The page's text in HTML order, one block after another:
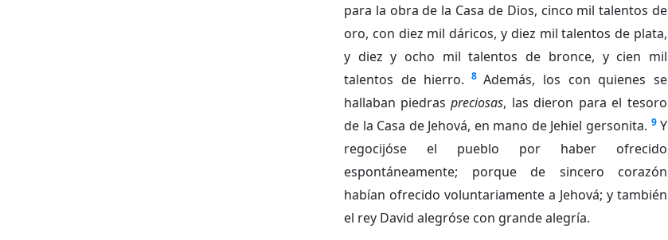
para la obra de la Casa de Dios, cinco mil talentos de
oro, con diez mil dáricos, y diez mil talentos de plata,
y diez y ocho mil talentos de bronce, y cien mil
talentos de hierro. 8 Además, los con quienes se
hallaban piedras preciosas, las dieron para el tesoro
de la Casa de Jehová, en mano de Jehiel gersonita. 9 Y
regocijóse el pueblo por haber ofrecido
espontáneamente; porque de sincero corazón
habían ofrecido voluntariamente a Jehová; y también
el rey David alegróse con grande alegría.